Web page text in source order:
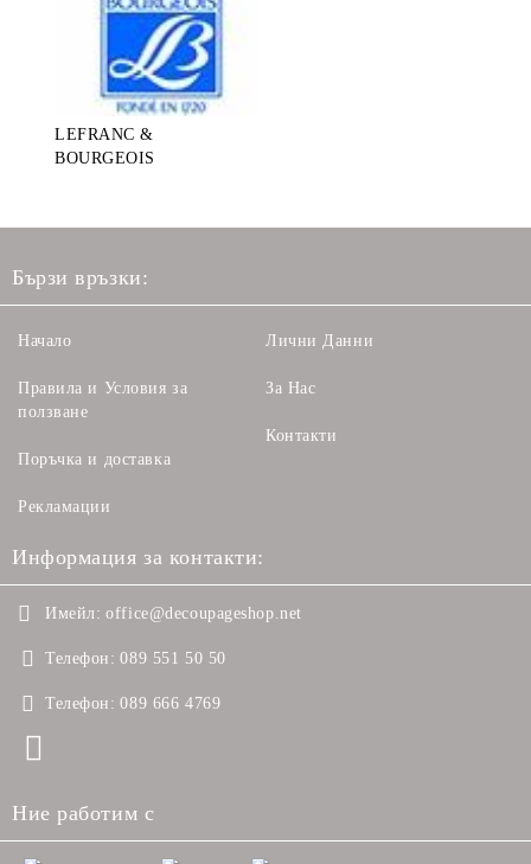
LEFRANC &
BOURGEOIS
Бързи връзки:
Начало
Правила и Условия за
ползване
Поръчка и доставка
Рекламации
Лични Данни
За Нас
Контакти
Информация за контакти:
Имейл: office@decoupageshop.net
Телефон: 089 551 50 50
Телефон: 089 666 4769
Ние работим с